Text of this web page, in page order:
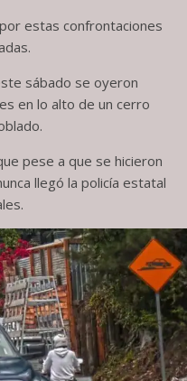
estas confrontaciones
sábado se oyeron
en lo alto de un cerro
pese a que se hicieron
llegó la policía estatal